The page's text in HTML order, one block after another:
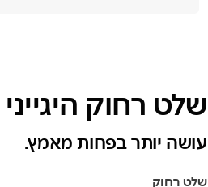
שלט רחוק היגייני
עושה יותר בפחות מאמץ.
שלט רחוק